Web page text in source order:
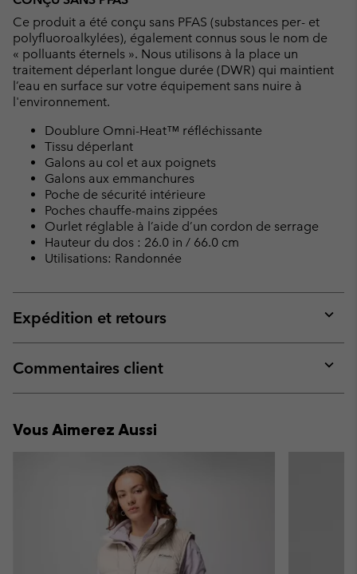
Ce produit a été conçu sans PFAS (substances per- et
polyfluoroalkylées), également connus sous le nom de
« polluants éternels ». Nous utilisons à la place un
traitement déperlant longue durée (DWR) qui maintient
l’eau en surface sur votre équipement sans nuire à
l'environnement.
Doublure Omni-Heat™ réfléchissante
Tissu déperlant
Galons au col et aux poignets
Galons aux emmanchures
Poche de sécurité intérieure
Poches chauffe-mains zippées
Ourlet réglable à l’aide d’un cordon de serrage
Hauteur du dos : 26.0 in / 66.0 cm
Utilisations: Randonnée
Expédition et retours
or
Commentaires client
or
Vous Aimerez Aussi